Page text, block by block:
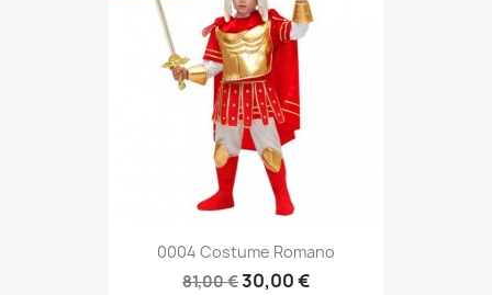
0004 Costume Romano
81,00 €30,00 €